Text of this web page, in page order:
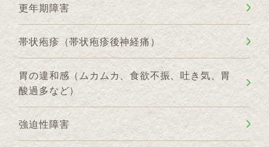
更年期障害
帯状疱疹（帯状疱疹後神経痛）
胃の違和感（ムカムカ、食欲不振、吐き気、胃
酸過多など）
強迫性障害